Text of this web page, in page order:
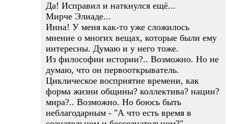
Да! Исправил и наткнулся ещё...
Мирче Элиаде...
Инна! У меня как-то уже сложилось
мнение о многих вещах, которые были ему
интересны. Думаю и у него тоже.
Из философии истории?.. Возможно. Но не
думаю, что он первооткрыватель.
Циклическое восприятие времени, как
форма жизни общины? коллектива? нации?
мира?.. Возможно. Но боюсь быть
неблагодарным - "А что есть время в